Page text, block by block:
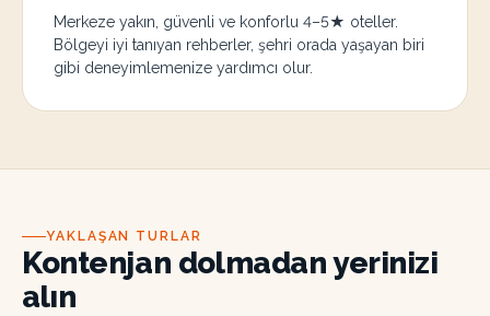
Merkeze yakın, güvenli ve konforlu 4–5★ oteller.
Bölgeyi iyi tanıyan rehberler, şehri orada yaşayan biri
gibi deneyimlemenize yardımcı olur.
YAKLAŞAN TURLAR
Kontenjan dolmadan yerinizi
alın